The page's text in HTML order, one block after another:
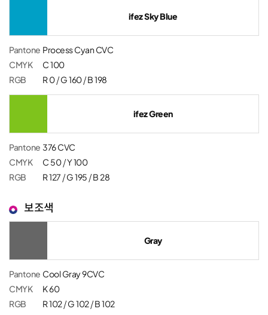
ifez Sky Blue
Pantone Process Cyan CVC
CMYK
C 100
RGB
R 0 / G 160 / B 198
ifez Green
Pantone 376 CVC
CMYK
C 50 / Y 100
RGB
R 127 / G 195 / B 28
보조색
Gray
Pantone Cool Gray 9CVC
CMYK
K 60
RGB
R 102 / G 102 / B 102